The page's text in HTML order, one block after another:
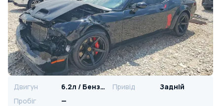
Двигун 6.2л / Бензин Привід
Задній
Пробіг
—